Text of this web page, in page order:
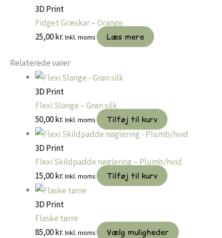
3D Print
Fidget Græskar – Orange
25,00kr. Inkl. moms Læs mere
Relaterede varer
3D Print
Flexi Slange – Grøn silk
50,00kr. Inkl. moms Tilføj til kurv
3D Print
Flexi Skildpadde nøglering – Plumb/hvid
15,00kr. Inkl. moms Tilføj til kurv
3D Print
Flaske tørre
85,00kr. Inkl. moms Vælg muligheder
Dette